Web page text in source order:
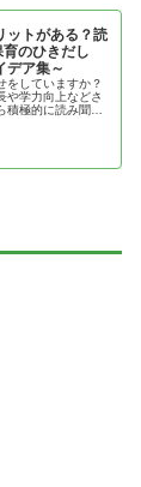
ットがある？読
育のひきだし
デア集～
をしていますか？
や学力向上などさ
極的に読み聞か